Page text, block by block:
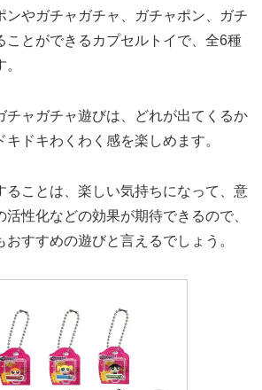
ンやガチャガチャ、ガチャポン、ガチ
ことができるカプセルトイで、全6種
チャガチャ遊びは、どれが出てくるか
ドキわくわく感を楽しめます。
ることは、楽しい気持ちになって、意
性化などの効果が期待できるので、
すすめの遊びと言えるでしょう。